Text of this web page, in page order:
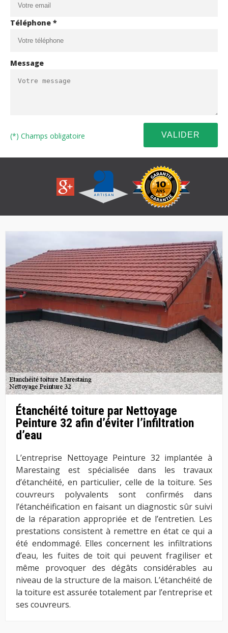
Téléphone *
Message
(*) Champs obligatoire
Étanchéité toiture par Nettoyage
Peinture 32 afin d’éviter l’infiltration
d’eau
L’entreprise Nettoyage Peinture 32 implantée à
Marestaing est spécialisée dans les travaux
d’étanchéité, en particulier, celle de la toiture. Ses
couvreurs polyvalents sont confirmés dans
l’étanchéification en faisant un diagnostic sûr suivi
de la réparation appropriée et de l’entretien. Les
prestations consistent à remettre en état ce qui a
été endommagé. Elles concernent les infiltrations
d’eau, les fuites de toit qui peuvent fragiliser et
même provoquer des dégâts considérables au
niveau de la structure de la maison. L’étanchéité de
la toiture est assurée totalement par l’entreprise et
ses couvreurs.